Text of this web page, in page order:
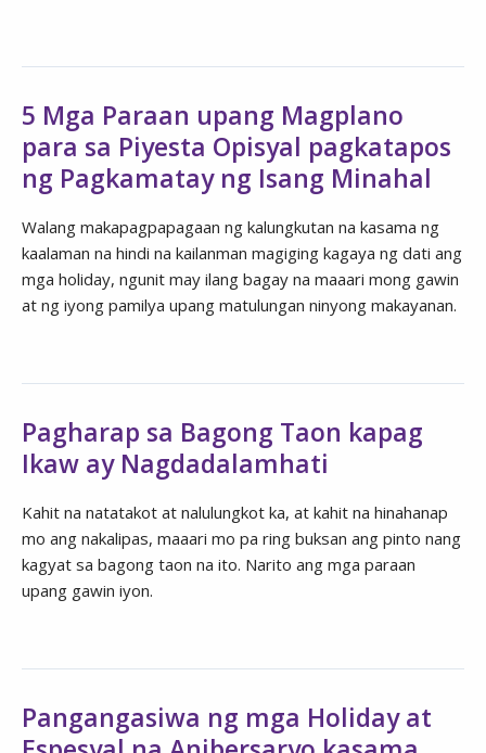
5 Mga Paraan upang Magplano
para sa Piyesta Opisyal pagkatapos
ng Pagkamatay ng Isang Minahal
Walang makapagpapagaan ng kalungkutan na kasama ng
kaalaman na hindi na kailanman magiging kagaya ng dati ang
mga holiday, ngunit may ilang bagay na maaari mong gawin
at ng iyong pamilya upang matulungan ninyong makayanan.
Pagharap sa Bagong Taon kapag
Ikaw ay Nagdadalamhati
Kahit na natatakot at nalulungkot ka, at kahit na hinahanap
mo ang nakalipas, maaari mo pa ring buksan ang pinto nang
kagyat sa bagong taon na ito. Narito ang mga paraan
upang gawin iyon.
Pangangasiwa ng mga Holiday at